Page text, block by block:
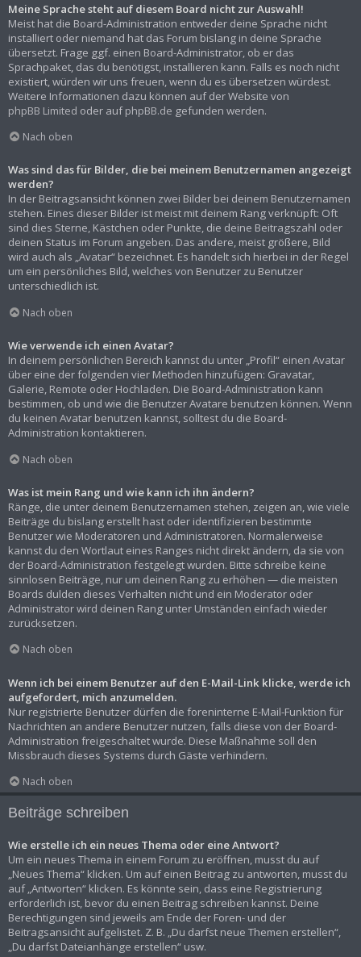
Meine Sprache steht auf diesem Board nicht zur Auswahl!
Meist hat die Board-Administration entweder deine Sprache nicht
installiert oder niemand hat das Forum bislang in deine Sprache
übersetzt. Frage ggf. einen Board-Administrator, ob er das
Sprachpaket, das du benötigst, installieren kann. Falls es noch nicht
existiert, würden wir uns freuen, wenn du es übersetzen würdest.
Weitere Informationen dazu können auf der Website von
phpBB Limited oder aufphpBB.de gefunden werden.
Nach oben
Was sind das für Bilder, die bei meinem Benutzernamen angezeigt
werden?
In der Beitragsansicht können zwei Bilder bei deinem Benutzernamen
stehen. Eines dieser Bilder ist meist mit deinem Rang verknüpft: Oft
sind dies Sterne, Kästchen oder Punkte, die deine Beitragszahl oder
deinen Status im Forum angeben. Das andere, meist größere, Bild
wird auch als „Avatar“ bezeichnet. Es handelt sich hierbei in der Regel
um ein persönliches Bild, welches von Benutzer zu Benutzer
unterschiedlich ist.
Nach oben
Wie verwende ich einen Avatar?
In deinem persönlichen Bereich kannst du unter „Profil“ einen Avatar
über eine der folgenden vier Methoden hinzufügen: Gravatar,
Galerie, Remote oder Hochladen. Die Board-Administration kann
bestimmen, ob und wie die Benutzer Avatare benutzen können. Wenn
du keinen Avatar benutzen kannst, solltest du die Board-
Administration kontaktieren.
Nach oben
Was ist mein Rang und wie kann ich ihn ändern?
Ränge, die unter deinem Benutzernamen stehen, zeigen an, wie viele
Beiträge du bislang erstellt hast oder identifizieren bestimmte
Benutzer wie Moderatoren und Administratoren. Normalerweise
kannst du den Wortlaut eines Ranges nicht direkt ändern, da sie von
der Board-Administration festgelegt wurden. Bitte schreibe keine
sinnlosen Beiträge, nur um deinen Rang zu erhöhen — die meisten
Boards dulden dieses Verhalten nicht und ein Moderator oder
Administrator wird deinen Rang unter Umständen einfach wieder
zurücksetzen.
Nach oben
Wenn ich bei einem Benutzer auf den E-Mail-Link klicke, werde ich
aufgefordert, mich anzumelden.
Nur registrierte Benutzer dürfen die foreninterne E-Mail-Funktion für
Nachrichten an andere Benutzer nutzen, falls diese von der Board-
Administration freigeschaltet wurde. Diese Maßnahme soll den
Missbrauch dieses Systems durch Gäste verhindern.
Nach oben
Beiträge schreiben
Wie erstelle ich ein neues Thema oder eine Antwort?
Um ein neues Thema in einem Forum zu eröffnen, musst du auf
„Neues Thema“ klicken. Um auf einen Beitrag zu antworten, musst du
auf „Antworten“ klicken. Es könnte sein, dass eine Registrierung
erforderlich ist, bevor du einen Beitrag schreiben kannst. Deine
Berechtigungen sind jeweils am Ende der Foren- und der
Beitragsansicht aufgelistet. Z. B. „Du darfst neue Themen erstellen“,
„Du darfst Dateianhänge erstellen“ usw.